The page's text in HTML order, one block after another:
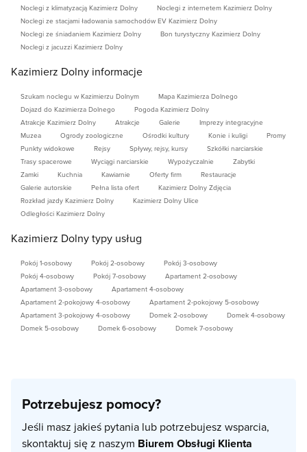
Noclegi z klimatyzacją Kazimierz Dolny
Noclegi z internetem Kazimierz Dolny
Noclegi ze stacjami ładowania samochodów EV Kazimierz Dolny
Noclegi ze śniadaniem Kazimierz Dolny
Bon turystyczny Kazimierz Dolny
Noclegi z jacuzzi Kazimierz Dolny
Kazimierz Dolny informacje
Szukam noclegu w Kazimierzu Dolnym
Mapa Kazimierza Dolnego
Dojazd do Kazimierza Dolnego
Pogoda Kazimierz Dolny
Atrakcje Kazimierz Dolny
Atrakcje Galerie
Imprezy integracyjne
Muzea
Ogrody zoologiczne Ośrodki kultury Konie i kuligi
Promy
Punkty widokowe
Rejsy Spływy, rejsy, kursy
Szkółki narciarskie
Trasy spacerowe
Wyciągi narciarskie Wypożyczalnie
Zabytki
Zamki
Kuchnia Kawiarnie Oferty firm
Restauracje
Galerie autorskie
Pełna lista ofert
Kazimierz Dolny Zdjęcia
Rozkład jazdy Kazimierz Dolny
Kazimierz Dolny Ulice
Odległości Kazimierz Dolny
Kazimierz Dolny typy usług
Pokój 1-osobowy Pokój 2-osobowy
Pokój 3-osobowy
Pokój 4-osobowy
Pokój 7-osobowy
Apartament 2-osobowy
Apartament 3-osobowy
Apartament 4-osobowy
Apartament 2-pokojowy 4-osobowy
Apartament 2-pokojowy 5-osobowy
Apartament 3-pokojowy 4-osobowy
Domek 2-osobowy
Domek 4-osobowy
Domek 5-osobowy
Domek 6-osobowy Domek 7-osobowy
Potrzebujesz pomocy?
Jeśli masz jakieś pytania lub potrzebujesz wsparcia,
skontaktuj się z naszym Biurem Obsługi Klienta